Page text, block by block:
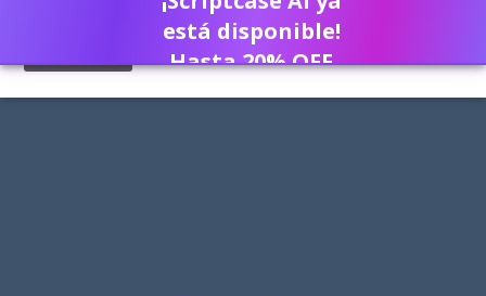
está disponible!
Hasta 20% OFF